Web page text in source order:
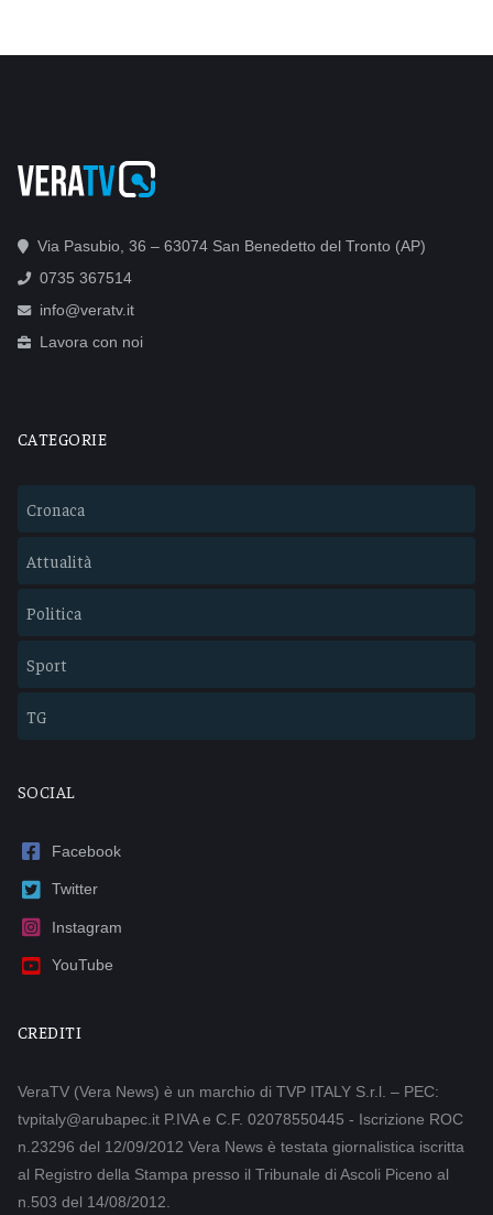
Via Pasubio, 36 – 63074 San Benedetto del Tronto (AP)
0735 367514
info@veratv.it
Lavora con noi
CATEGORIE
Cronaca
Attualità
Politica
Sport
TG
SOCIAL
Facebook
Twitter
Instagram
YouTube
CREDITI
VeraTV (Vera News) è un marchio di TVP ITALY S.r.l. – PEC:
tvpitaly@arubapec.it P.IVA e C.F. 02078550445 - Iscrizione ROC
n.23296 del 12/09/2012 Vera News è testata giornalistica iscritta
al Registro della Stampa presso il Tribunale di Ascoli Piceno al
n.503 del 14/08/2012.